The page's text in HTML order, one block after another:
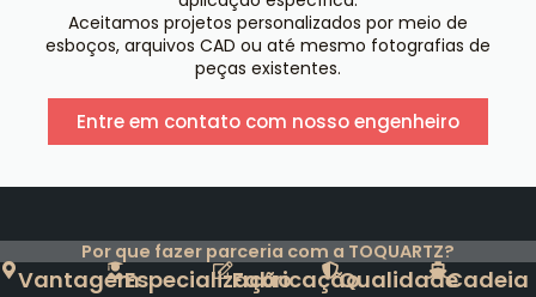
Aceitamos projetos personalizados por meio de
esboços, arquivos CAD ou até mesmo fotografias de
peças existentes.
Entre em contato com nosso engenheiro
Por que fazer parceria com a TOQUARTZ?
VantagemEspecializaçãoFabricaçãoQualidadeCadeia